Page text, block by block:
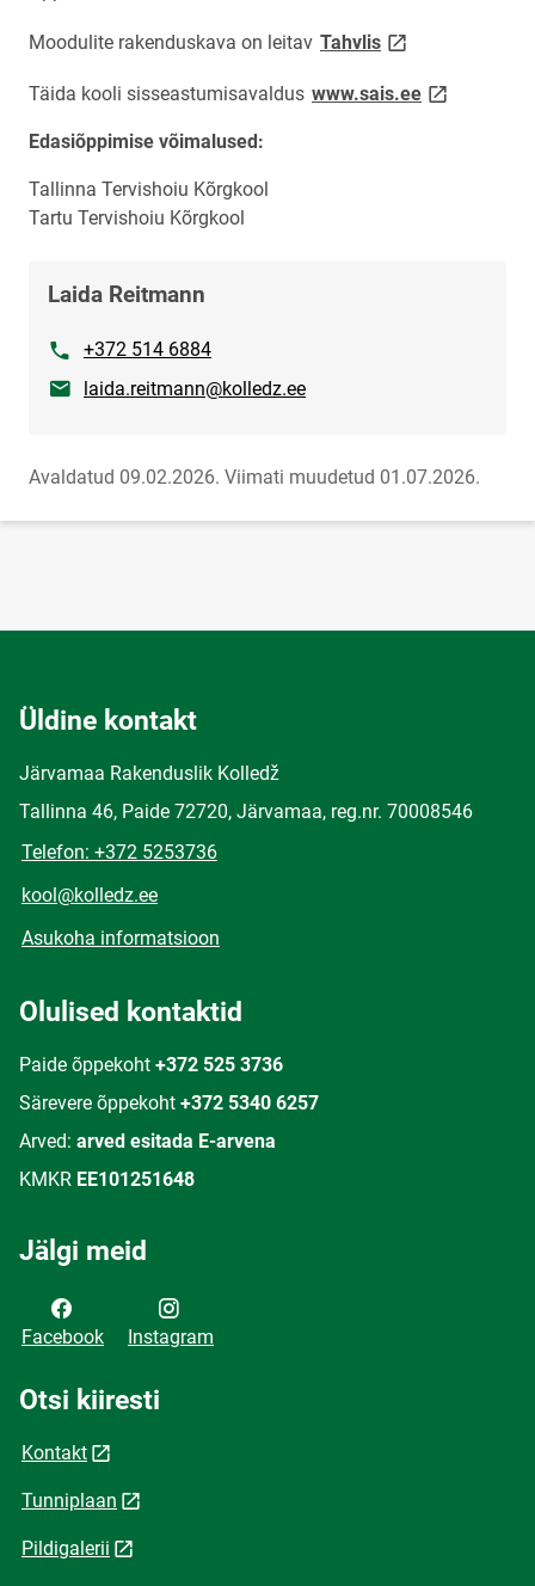
Moodulite rakenduskava on leitav Tahvlislink opens on
Täida kooli sisseastumisavaldus www.sais.ee link opens
Edasiõppimise võimalused:
Tallinna Tervishoiu Kõrgkool
Tartu Tervishoiu Kõrgkool
Laida Reitmann
Telefon+372 514 6884
E-postlaida.reitmann@kolledz.ee
Avaldatud 09.02.2026. Viimati muudetud 01.07.2026.
Üldine kontakt
Järvamaa Rakenduslik Kolledž
Tallinna 46, Paide 72720, Järvamaa, reg.nr. 70008546
Telefon: +372 5253736
kool@kolledz.ee
Asukoha informatsioon
Olulised kontaktid
Paide õppekoht +372 525 3736
Särevere õppekoht +372 5340 6257
Arved: arved esitada E-arvena
KMKR EE101251648
Jälgi meid
Facebook Instagram
Otsi kiiresti
Kontakt
Tunniplaan
Pildigalerii